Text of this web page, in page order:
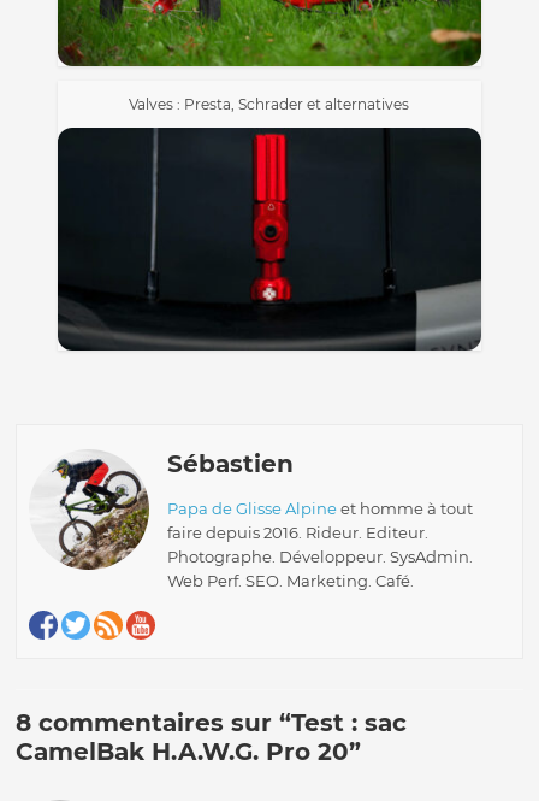
Valves : Presta, Schrader et alternatives
Sébastien
Papa de Glisse Alpineet homme à tout
faire depuis 2016. Rideur. Editeur.
Photographe. Développeur. SysAdmin.
Web Perf. SEO. Marketing. Café.
8 commentaires sur “Test : sac
CamelBak H.A.W.G. Pro 20”